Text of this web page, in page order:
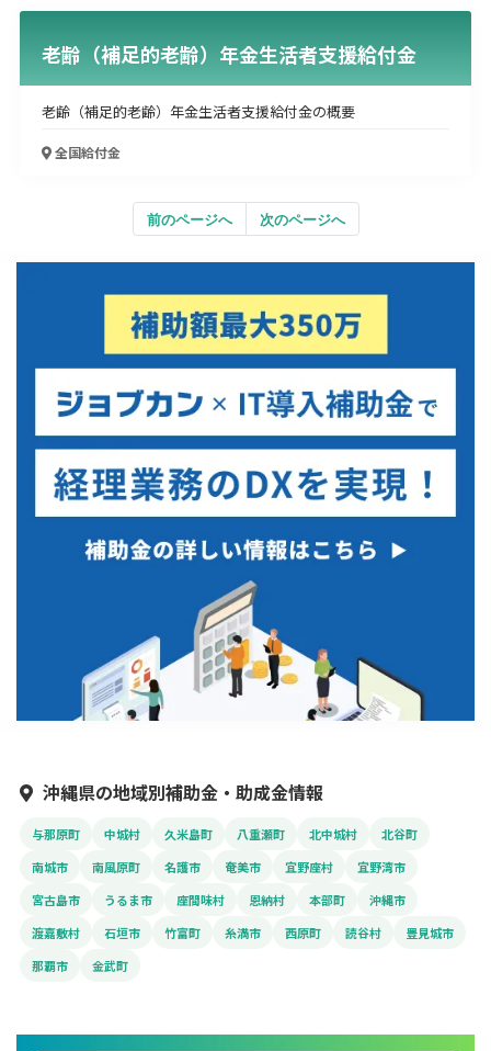
老齢（補足的老齢）年金生活者支援給付金
老齢（補足的老齢）年金生活者支援給付金の概要
全国給付金
前のページへ 次のページへ
沖縄県の地域別補助金・助成金情報
与那原町 中城村 久米島町 八重瀬町 北中城村
北谷町
南城市
南風原町 名護市 奄美市 宜野座村
宜野湾市
宮古島市
うるま市 座間味村 恩納村 本部町
沖縄市
渡嘉敷村
石垣市 竹富町 糸満市 西原町 読谷村
豊見城市
那覇市
金武町